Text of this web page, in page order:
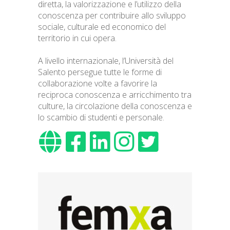
diretta, la valorizzazione e l’utilizzo della
conoscenza per contribuire allo sviluppo
sociale, culturale ed economico del
territorio in cui opera.
A livello internazionale, l’Università del
Salento persegue tutte le forme di
collaborazione volte a favorire la
reciproca conoscenza e arricchimento tra
culture, la circolazione della conoscenza e
lo scambio di studenti e personale.